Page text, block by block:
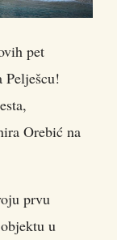
pet
Pelješcu!
Orebić na
prvu
u